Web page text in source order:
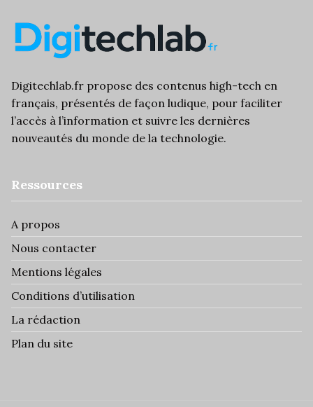
Digitechlab.fr propose des contenus high-tech en
français, présentés de façon ludique, pour faciliter
l’accès à l’information et suivre les dernières
nouveautés du monde de la technologie.
Ressources
A propos
Nous contacter
Mentions légales
Conditions d’utilisation
La rédaction
Plan du site